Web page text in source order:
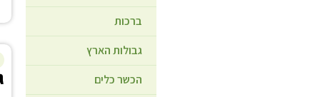
ברכות
גבולות הארץ
הכשר כלים